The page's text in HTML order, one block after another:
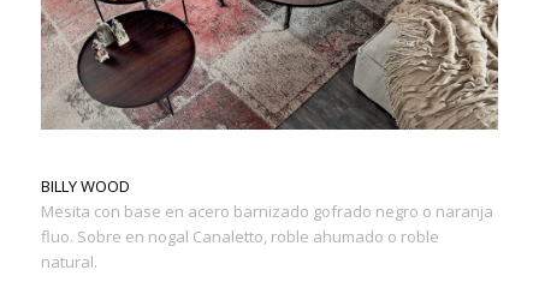
BILLY WOOD
Mesita con base en acero barnizado gofrado negro o naranja
fluo. Sobre en nogal Canaletto, roble ahumado o roble
natural.